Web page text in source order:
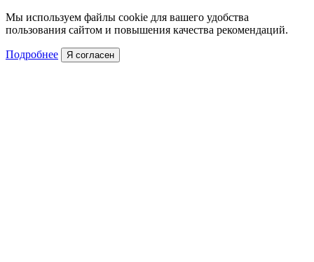
Мы используем файлы cookie для вашего удобства
пользования сайтом и повышения качества рекомендаций.
Подробнее Я согласен